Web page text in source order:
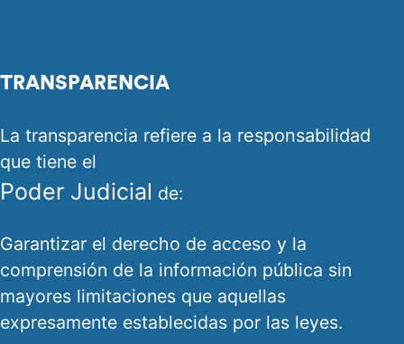
TRANSPARENCIA
La transparencia refiere a la responsabilidad
que tiene el
Poder Judicial de:
Garantizar el derecho de acceso y la
comprensión de la información pública sin
mayores limitaciones que aquellas
expresamente establecidas por las leyes.